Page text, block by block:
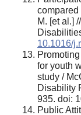
М. [et al.]
10.1016/
for youth
study /
Disability
935. doi:
Public